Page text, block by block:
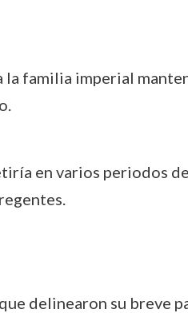
familia imperial
en varios periodos
delinearon su breve